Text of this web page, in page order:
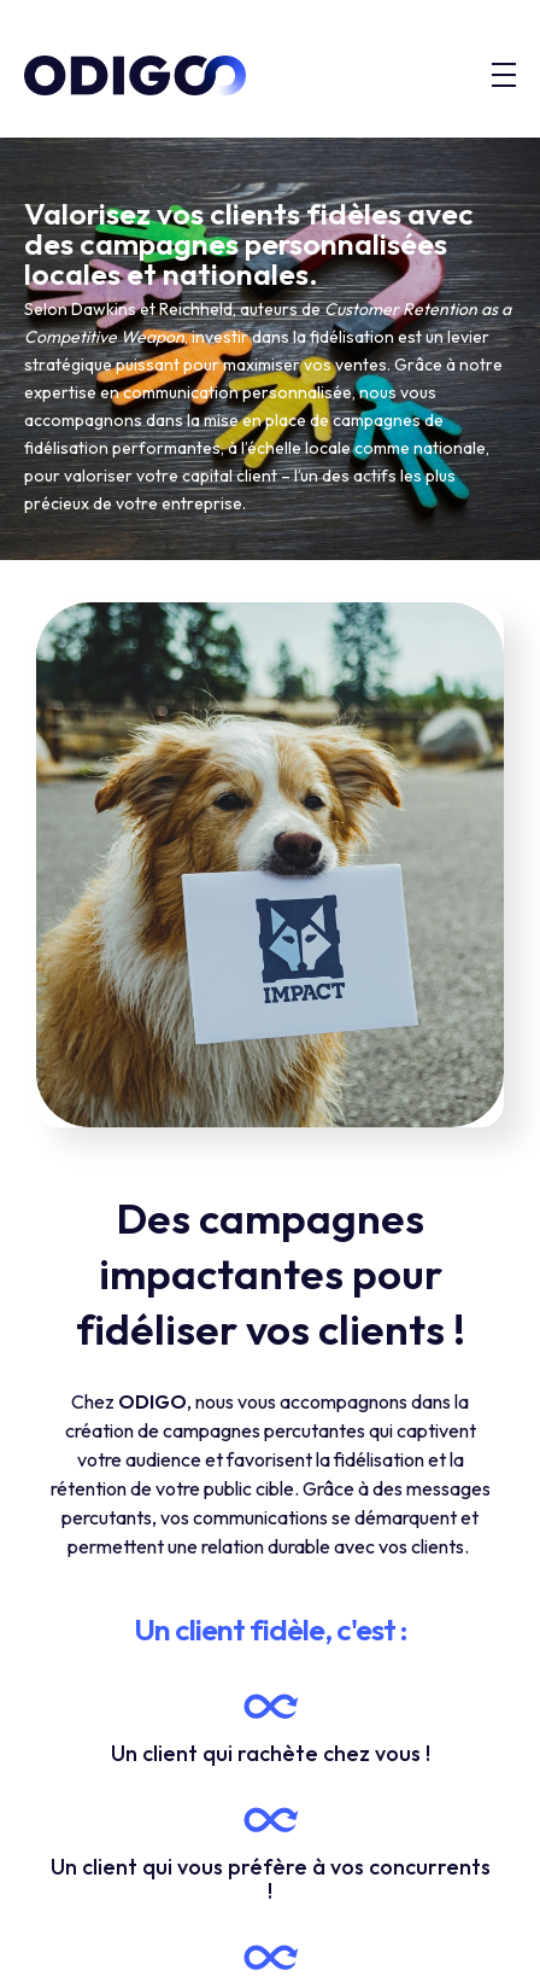
Valorisez vos clients fidèles avec
des campagnes personnalisées
locales et nationales.
Selon Dawkins et Reichheld, auteurs deCustomer Retention as a
Competitive Weapon, investir dans la fidélisation est un levier
stratégique puissant pour maximiser vos ventes. Grâce à notre
expertise en communication personnalisée, nous vous
accompagnons dans la mise en place de campagnes de
fidélisation performantes, à l’échelle locale comme nationale,
pour valoriser votre capital client – l’un des actifs les plus
précieux de votre entreprise.
Des campagnes
impactantes pour
fidéliser vos clients !
Chez ODIGO, nous vous accompagnons dans la
création de campagnes percutantes qui captivent
votre audience et favorisent la fidélisation et la
rétention de votre public cible. Grâce à des messages
percutants, vos communications se démarquent et
permettent une relation durable avec vos clients.
Un client fidèle, c'est :
Un client qui rachète chez vous !
Un client qui vous préfère à vos concurrents
!